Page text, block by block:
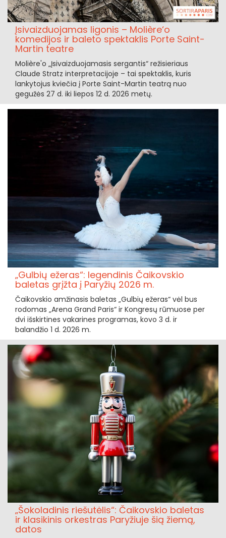
Įsivaizduojamas ligonis – Molière‘o
komedijos ir baleto spektaklis Porte Saint-
Martin teatre
Molière'o „Įsivaizduojamasis sergantis“ režisieriaus
Claude Stratz interpretacijoje – tai spektaklis, kuris
lankytojus kviečia į Porte Saint-Martin teatrą nuo
gegužės 27 d. iki liepos 12 d. 2026 metų.
„Gulbių ežeras“: legendinis Čaikovskio
baletas grįžta į Paryžių 2026 m.
Čaikovskio amžinasis baletas „Gulbių ežeras“ vėl bus
rodomas „Arena Grand Paris“ ir Kongresų rūmuose per
dvi išskirtines vakarines programas, kovo 3 d. ir
balandžio 1 d. 2026 m.
„Šokoladinis riešutėlis“: Čaikovskio baletas
ir klasikinis orkestras Paryžiuje šią žiemą,
datos